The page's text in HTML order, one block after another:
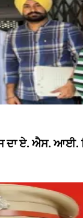
ਦਾ ਏ. ਐਸ. ਆਈ.